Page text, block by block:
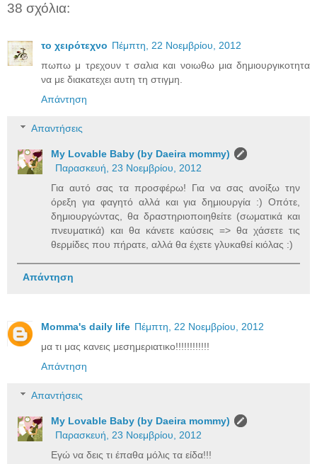
38 σχόλια:
το χειρότεχνο Πέμπτη, 22 Νοεμβρίου, 2012
πωπω μ τρεχουν τ σαλια και νοιωθω μια δημιουργικοτητα
να με διακατεχει αυτη τη στιγμη.
Απάντηση
Απαντήσεις
My Lovable Baby (by Daeira mommy)
Παρασκευή, 23 Νοεμβρίου, 2012
Για αυτό σας τα προσφέρω! Για να σας ανοίξω την
όρεξη για φαγητό αλλά και για δημιουργία :) Οπότε,
δημιουργώντας, θα δραστηριοποιηθείτε (σωματικά και
πνευματικά) και θα κάνετε καύσεις => θα χάσετε τις
θερμίδες που πήρατε, αλλά θα έχετε γλυκαθεί κιόλας :)
Απάντηση
Momma's daily life Πέμπτη, 22 Νοεμβρίου, 2012
μα τι μας κανεις μεσημεριατικο!!!!!!!!!!!!
Απάντηση
Απαντήσεις
My Lovable Baby (by Daeira mommy)
Παρασκευή, 23 Νοεμβρίου, 2012
Εγώ να δεις τι έπαθα μόλις τα είδα!!!